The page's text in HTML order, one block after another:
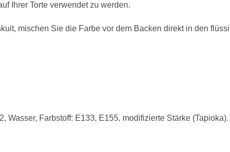
Ihrer Torte verwendet zu werden.
mischen Sie die Farbe vor dem Backen direkt in den
Wasser, Farbstoff: E133, E155, modifizierte Stärke (Tapioka).